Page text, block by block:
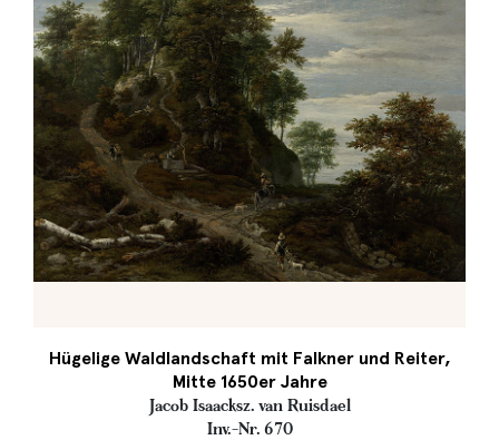
Hügelige Waldlandschaft mit Falkner und Reiter,
Mitte 1650er Jahre
Jacob Isaacksz. van Ruisdael
Inv.-Nr. 670